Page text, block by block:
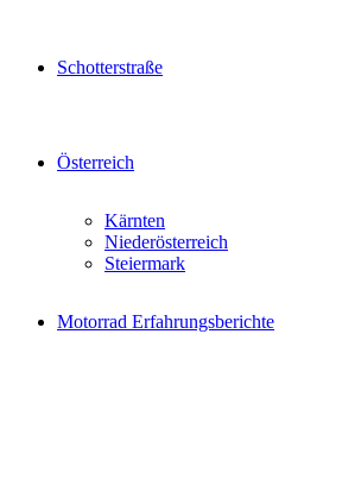
Schotterstraße
Österreich
Kärnten
Niederösterreich
Steiermark
Motorrad Erfahrungsberichte